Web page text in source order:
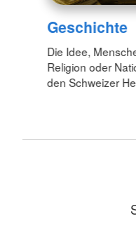
Geschichte
Die Idee,
Religion oder
den Schweizer